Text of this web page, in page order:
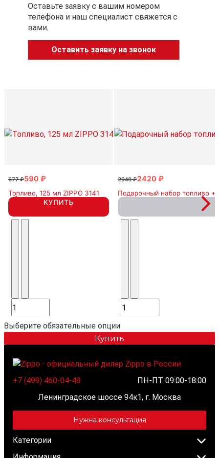
Оставьте заявку с вашим номером
телефона и наш специалист свяжется с
вами.
Оставить заявку на звонок
677 ₽590 ₽
Топливо, 125 мл ZIPPO 3141
КУПИТЬ
2940 ₽2420 ₽
Подарочный набор топливо +
Выберите обязательные опции
Купить
+7 (499) 460-04-48
ПН-ПТ 09:00-18:00
Ленинградское шоссе 94к1, г. Москва
Нужна консультация
Категории